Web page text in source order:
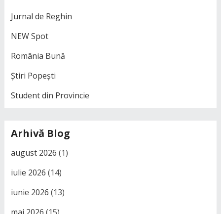
Jurnal de Reghin
NEW Spot
România Bună
Știri Popești
Student din Provincie
Arhivă Blog
august 2026 (1)
iulie 2026 (14)
iunie 2026 (13)